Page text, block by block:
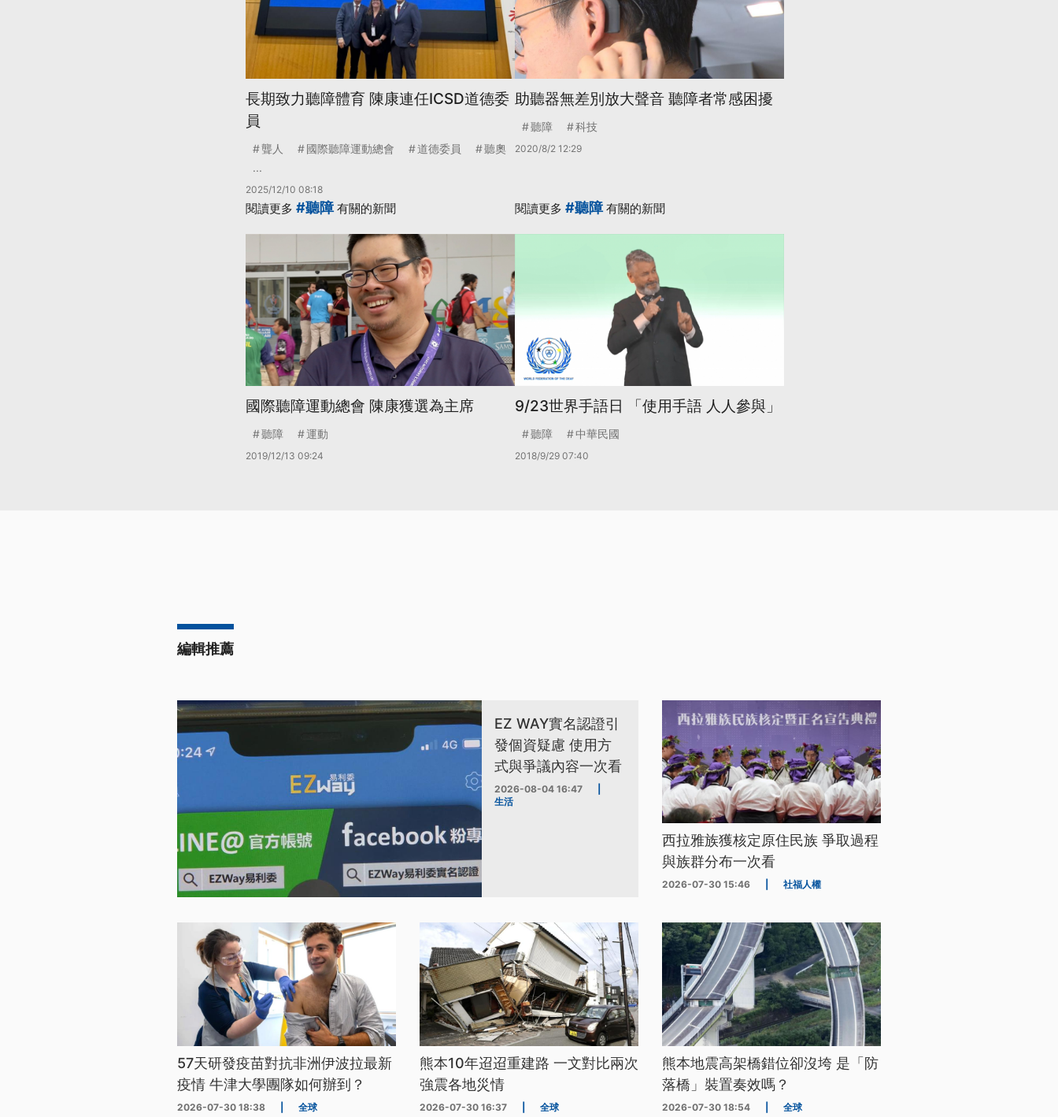
長期致力聽障體育 陳康連任ICSD道德委
員
聾人 國際聽障運動總會 道德委員
聽奧
...
2025/12/10 08:18
助聽器無差別放大聲音 聽障者常感困擾
聽障 科技
2020/8/2 12:29
閱讀更多 #聽障有關的新聞
國際聽障運動總會 陳康獲選為主席
聽障 運動
2019/12/13 09:24
閱讀更多 #聽障有關的新聞
9/23世界手語日 「使用手語 人人參與」
聽障 中華民國
2018/9/29 07:40
編輯推薦
EZ WAY實名認證引
發個資疑慮 使用方
式與爭議內容一次看
2026-08-04 16:47
生活
西拉雅族獲核定原住民族 爭取過程
與族群分布一次看
2026-07-30 15:46 社福人權
57天研發疫苗對抗非洲伊波拉最新
疫情 牛津大學團隊如何辦到？
2026-07-30 18:38 全球
熊本10年迢迢重建路 一文對比兩次
強震各地災情
2026-07-30 16:37 全球
熊本地震高架橋錯位卻沒垮 是「防
落橋」裝置奏效嗎？
2026-07-30 18:54 全球